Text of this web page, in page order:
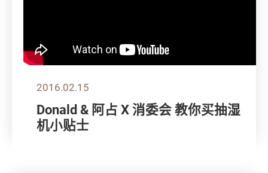
2016.02.15
Donald & 阿占 X 消委会 教你买抽湿
机小贴士